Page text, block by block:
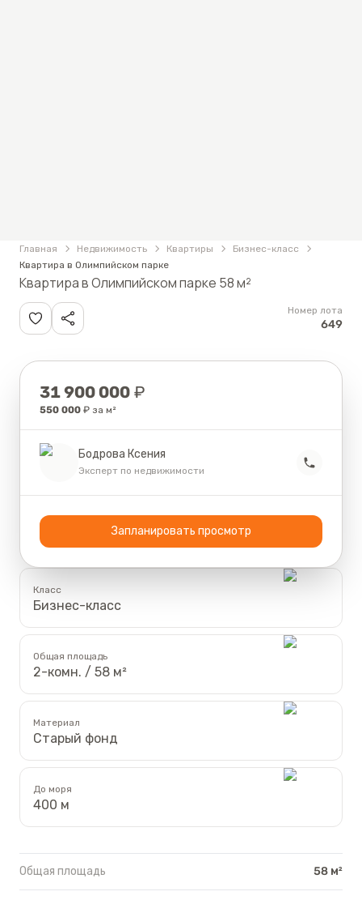
Главная Недвижимость Квартиры
Бизнес-класс
Квартира в Олимпийском парке
Квартира в Олимпийском парке 58 м²
Номер лота
649
Класс
Бизнес-класс
Общая площадь
2-комн. / 58 м²
Материал
Старый фонд
До моря
400 м
Общая площадь 58 м²
Цена
31 900 000 ₽
550 000 ₽ за м²
Бодрова Ксения
Эксперт по недвижимости
Запланировать просмотр